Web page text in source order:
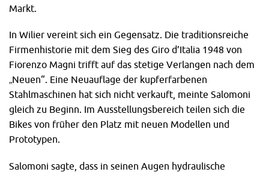
Markt.
In Wilier vereint sich ein Gegensatz. Die traditionsreiche
Firmenhistorie mit dem Sieg des Giro d’Italia 1948 von
Fiorenzo Magni trifft auf das stetige Verlangen nach dem
„Neuen“. Eine Neuauflage der kupferfarbenen
Stahlmaschinen hat sich nicht verkauft, meinte Salomoni
gleich zu Beginn. Im Ausstellungsbereich teilen sich die
Bikes von früher den Platz mit neuen Modellen und
Prototypen.
Salomoni sagte, dass in seinen Augen hydraulische